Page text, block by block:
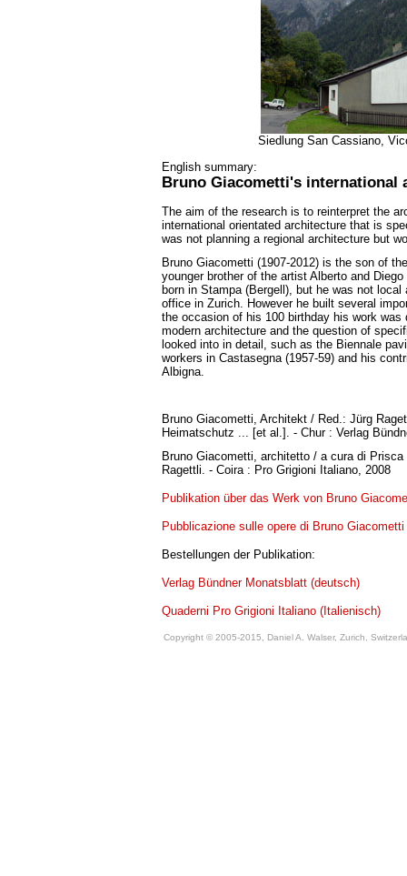
Siedlung San Cassiano,
English summary:
Bruno Giacometti's international
The aim of the research is to reinterpret the
international orientated architecture that is
was not planning a regional architecture but
Bruno Giacometti (1907-2012) is the son of
younger brother of the artist Alberto and
born in Stampa (Bergell), but he was not
office in Zurich. However he built several
the occasion of his 100 birthday his work
modern architecture and the question of
looked into in detail, such as the Biennale
workers in Castasegna (1957-59) and his
Albigna.
Bruno Giacometti, Architekt / Red.: Jürg
Heimatschutz ... [et al.]. - Chur : Verlag
Bruno Giacometti, architetto / a cura di Prisca
Ragettli. - Coira : Pro Grigioni Italiano, 2008
Publikation über das Werk von Bruno
Pubblicazione sulle opere di Bruno
Bestellungen der Publikation:
Verlag Bündner Monatsblatt (deutsch)
Quaderni Pro Grigioni Italiano (Italienisch)
Copyright © 2005-2015, Daniel A. Walser, Zurich,